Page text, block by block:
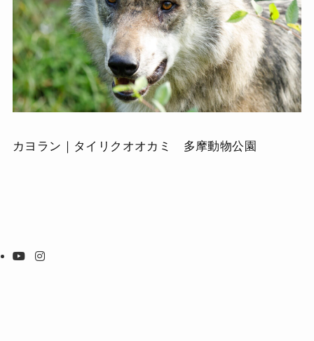
カヨラン｜タイリクオオカミ 多摩動物公園